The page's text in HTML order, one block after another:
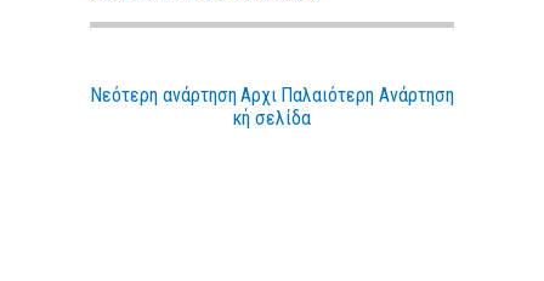
Νεότερη ανάρτηση Παλαιότερη Ανάρτηση
Αρχι
κή σελίδα